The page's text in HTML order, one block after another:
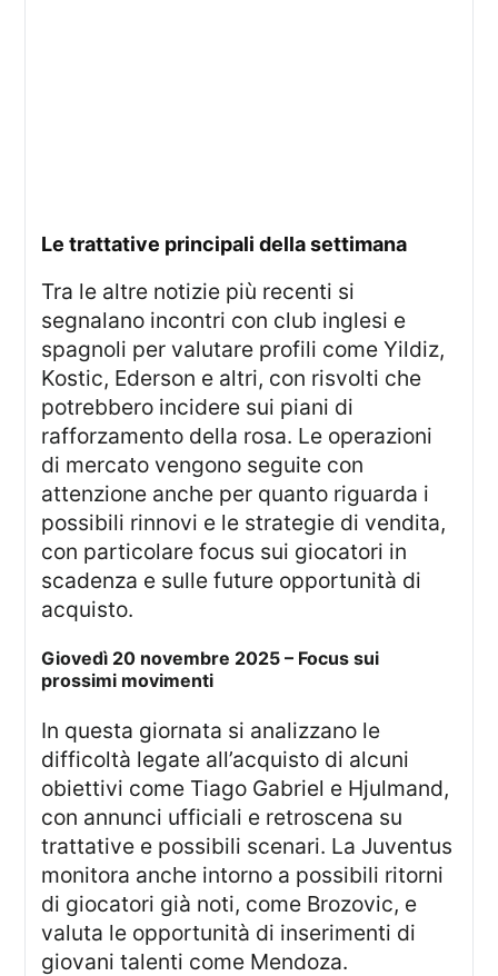
Le trattative principali della settimana
Tra le altre notizie più recenti si
segnalano incontri con club inglesi e
spagnoli per valutare profili come Yildiz,
Kostic, Ederson e altri, con risvolti che
potrebbero incidere sui piani di
rafforzamento della rosa. Le operazioni
di mercato vengono seguite con
attenzione anche per quanto riguarda i
possibili rinnovi e le strategie di vendita,
con particolare focus sui giocatori in
scadenza e sulle future opportunità di
acquisto.
Giovedì 20 novembre 2025 – Focus sui
prossimi movimenti
In questa giornata si analizzano le
difficoltà legate all’acquisto di alcuni
obiettivi come Tiago Gabriel e Hjulmand,
con annunci ufficiali e retroscena su
trattative e possibili scenari. La Juventus
monitora anche intorno a possibili ritorni
di giocatori già noti, come Brozovic, e
valuta le opportunità di inserimenti di
giovani talenti come Mendoza.